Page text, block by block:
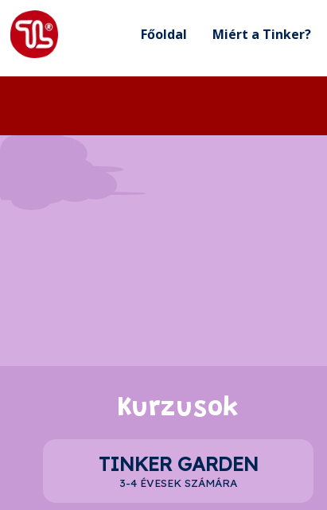
Főoldal Miért a Tinker?
Kurzusok
TINKER GARDEN
3-4 ÉVESEK SZÁMÁRA